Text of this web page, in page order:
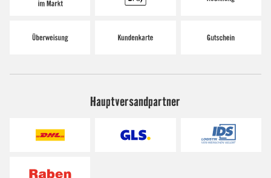
Hauptversandpartner